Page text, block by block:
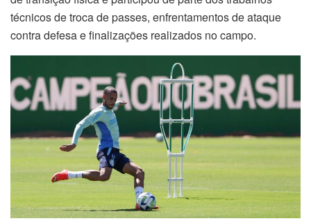
técnicos de troca de passes, enfrentamentos de ataque
contra defesa e finalizações realizados no campo.